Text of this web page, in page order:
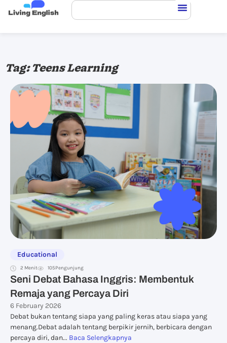
Tag: Teens Learning
Educational
2 Menit 105Pengunjung
Seni Debat Bahasa Inggris: Membentuk
Remaja yang Percaya Diri
6 February 2026
Debat bukan tentang siapa yang paling keras atau siapa yang
menang.Debat adalah tentang berpikir jernih, berbicara dengan
percaya diri, dan... Baca Selengkapnya